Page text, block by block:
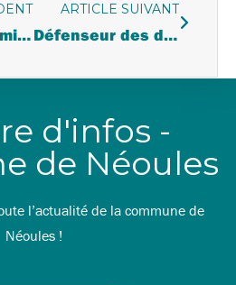
Démarches administratives | Permis de conduire
ARTICLE SUIVANT
Défenseur des droits | Permanences des délégués dans le Var
d'infos -
de Néoules
l’actualité de la commune de
Néoules !